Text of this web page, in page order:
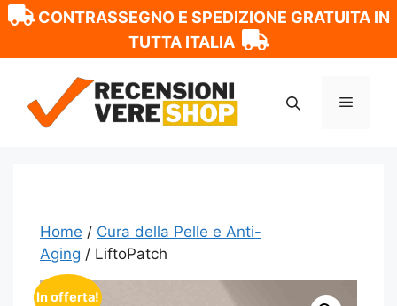
CONTRASSEGNO E SPEDIZIONE GRATUITA IN
TUTTA ITALIA
contenuto
Menu
Home / Cura della Pelle e Anti-
Aging / LiftoPatch
In offerta!